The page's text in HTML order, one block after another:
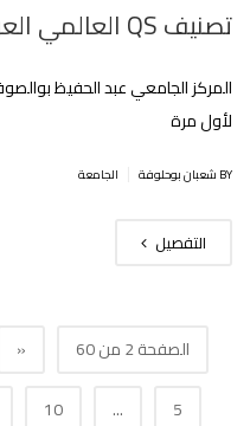
تصنيف QS العالمي العربي
لأول مرة
BY شعبان بوحلوفة الجامعة
التفصيل
الصفحة 2 من 60 «
5
...
10